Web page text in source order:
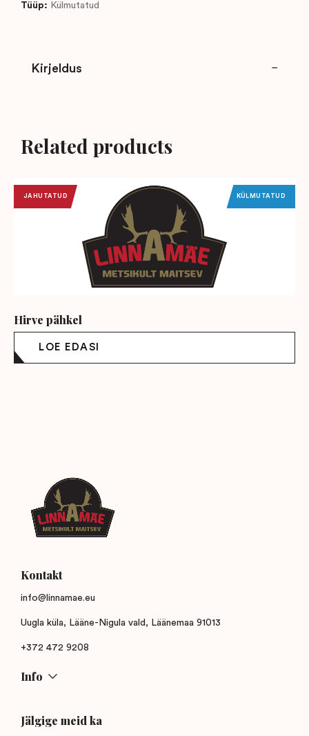
Tüüp: Külmutatud
Kirjeldus
Related products
JAHUTATUD KÜLMUTATUD
Hirve pähkel
Kontakt
info@linnamae.eu
Uugla küla, Lääne-Nigula vald, Läänemaa 91013
+372 472 9208
Info
Jälgige meid ka